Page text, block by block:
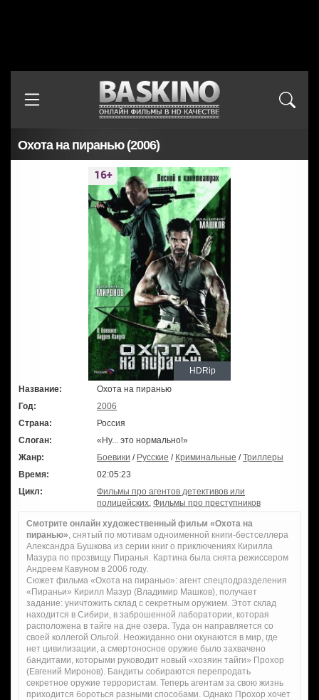
Охота на пиранью (2006)
HDRip
Название:
Охота на пиранью
Год:
2006
Страна:
Россия
Слоган:
«Ну... это нормально!»
Жанр:
Боевики / Русские / Криминальные /Триллеры
Время:
02:05:23
Цикл:
Фильмы про агентов детективов или
полицейских, Фильмы про преступников
Смотрите онлайн художественный фильм «Охота на
пиранью», снятый по мотивам одноименной книги-бестселлера
Александра Бушкова из серии книг о приключениях Кирилла
Мазура по прозвищу Пиранья. Картина была снята режиссером
Андреем Кавуном в 2006 году.
Сюжет фильма «Охота на пиранью»: агент спецподразделения
«Пираньи» Кирилл Мазур (Владимир Машков), получает
задание: уничтожить склад с секретным оружием. Этот склад
находится в Сибири, в заброшенной лаборатории, которая
расположена в тайге на дне озера. Туда он направляется со
своей коллегой Ольгой. Неожиданно они окунаются в мир, где
нет цивилизации, а смертоносное оружие было захвачено
бандитами, которыми руководит новый «хозяин тайги» Прохор
(Евгений Миронов). Бандиты собираются перепродать
секретное оружие террористам. Теперь агентам за свою жизнь
приходится бороться разными способами. Однако Прохор хочет